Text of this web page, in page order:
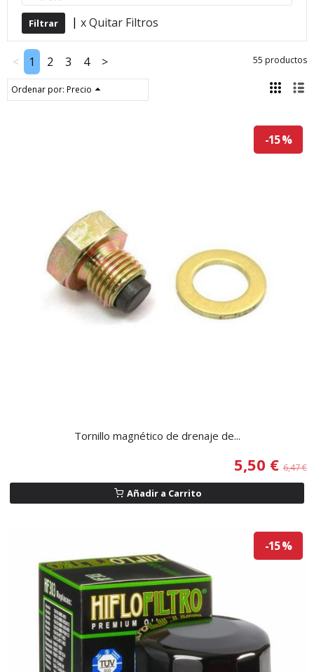
| x Quitar Filtros
< 1 2 3 4 > 55 productos
Ordenar por: Precio
-15 %
Tornillo magnético de drenaje de...
5,50 € 6,47 €
Añadir a Carrito
-15 %